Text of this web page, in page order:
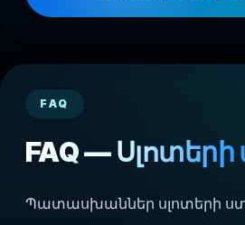
FAQ
FAQ — Սլոտերի
Պատասխաններ սլոտերի